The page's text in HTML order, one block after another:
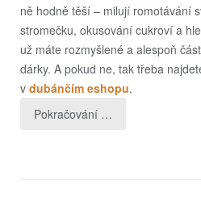
ně hodně těší – milují romotávání
stromečku, okusování cukroví a
už máte rozmyšlené a alespoň
dárky. A pokud ne, tak třeba
v dubánčím eshopu.
Pokračování …